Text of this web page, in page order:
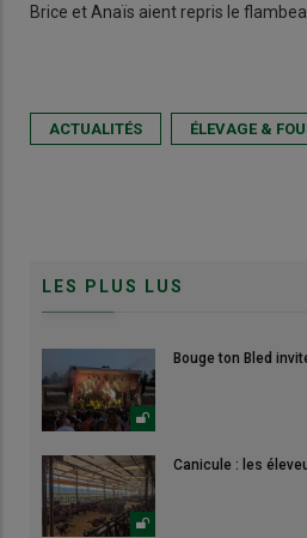
Brice et Anaïs aient repris le
ACTUALITÉS ÉLEVAGE &
LES PLUS LUS
Bouge ton Bled
Canicule : les